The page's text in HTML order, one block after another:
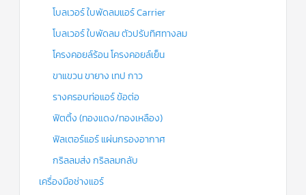
โบลเวอร์ ใบพัดลมแอร์ Carrier
โบลเวอร์ ใบพัดลม ตัวปรับทิศทางลม
โครงคอยล์ร้อน โครงคอยล์เย็น
ขาแขวน ขายาง เทป กาว
รางครอบท่อแอร์ ข้อต่อ
ฟิตติ้ง (ทองแดง/ทองเหลือง)
ฟิลเตอร์แอร์ แผ่นกรองอากาศ
กริลลมส่ง กริลลมกลับ
เครื่องมือช่างแอร์